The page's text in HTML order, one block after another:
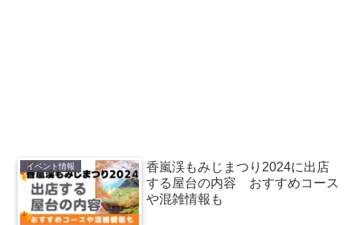
イベント情報
香嵐渓もみじまつり2024に出店
する屋台の内容 おすすめコース
や混雑情報も